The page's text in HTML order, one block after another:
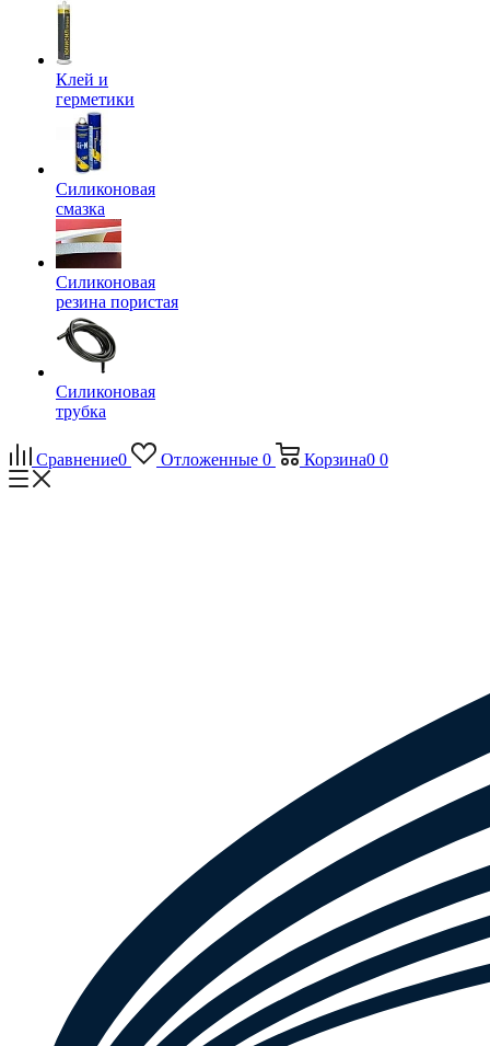
Клей и
герметики
Силиконовая
смазка
Силиконовая
резина пористая
Силиконовая
трубка
Сравнение0 Отложенные 0 Корзина0 0